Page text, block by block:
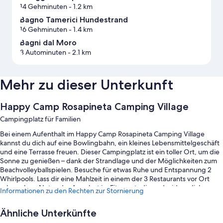
14 Gehminuten- 1.2 km
Bagno Tamerici Hundestrand
16 Gehminuten- 1.4 km
Bagni dal Moro
3 Autominuten- 2.1 km
Mehr zu dieser Unterkunft
Happy Camp Rosapineta Camping Village
Campingplatz für Familien
Bei einem Aufenthalt im Happy Camp Rosapineta Camping Village
kannst du dich auf eine Bowlingbahn, ein kleines Lebensmittelgeschäft
und eine Terrasse freuen. Dieser Campingplatz ist ein toller Ort, um die
Sonne zu genießen – dank der Strandlage und der Möglichkeiten zum
Beachvolleyballspielen. Besuche für etwas Ruhe und Entspannung 2
Whirlpools. Lass dir eine Mahlzeit in einem der 3 Restaurants vor Ort
schmecken. Nutze das Angebot im Fitnessstudio und widme dich
Aktivitäten wie Basketball. Einkaufsmöglichkeiten vor Ort, Minigolf und
gut wie alles, was du für einen angenehmen Aufenthalt brauchst.
Informationen zu den Rechten zur Stornierung
Ähnliche Unterkünfte